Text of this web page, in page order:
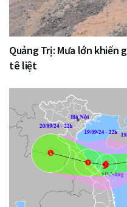
Quảng Trị: Mưa lớn khiến
tê liệt